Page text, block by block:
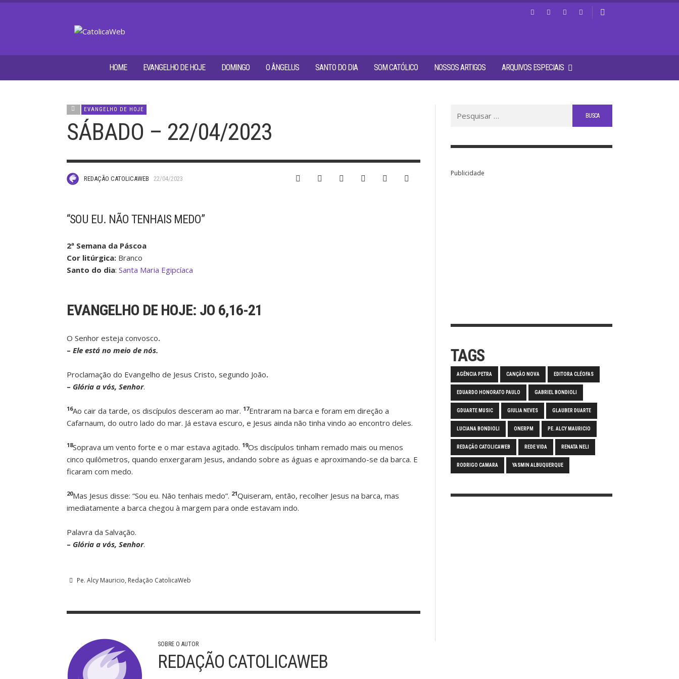
HOME EVANGELHO DE HOJE DOMINGO O ÂNGELUS SANTO DO DIA SOM CATÓLICO NOSSOS ARTIGOS ARQUIVOS ESPECIAIS
EVANGELHO DE HOJE
SÁBADO – 22/04/2023
REDAÇÃO CATOLICAWEB 22/04/2023
“SOU EU. NÃO TENHAIS MEDO”
2ª Semana da Páscoa
Cor litúrgica: Branco
Santo do dia: Santa Maria Egipcíaca
EVANGELHO DE HOJE: JO 6,16-21
O Senhor esteja convosco.
– Ele está no meio de nós.
Proclamação do Evangelho de Jesus Cristo, segundo João.
– Glória a vós, Senhor.
16Ao cair da tarde, os discípulos desceram ao mar. 17Entraram na barca e foram em direção a
Cafarnaum, do outro lado do mar. Já estava escuro, e Jesus ainda não tinha vindo ao encontro deles.
18Soprava um vento forte e o mar estava agitado. 19Os discípulos tinham remado mais ou menos
cinco quilômetros, quando enxergaram Jesus, andando sobre as águas e aproximando-se da barca. E
ficaram com medo.
20Mas Jesus disse: “Sou eu. Não tenhais medo”. 21Quiseram, então, recolher Jesus na barca, mas
imediatamente a barca chegou à margem para onde estavam indo.
Palavra da Salvação.
– Glória a vós, Senhor.
Pe. Alcy Mauricio Redação CatolicaWeb
SOBRE O AUTOR
REDAÇÃO CATOLICAWEB
por:
Publicidade
TAGS
AGÊNCIA PETRA CANÇÃO NOVA EDITORA CLÉOFAS
EDUARDO HONORATO PAULO GABRIEL BONDIOLI
GDUARTE MUSIC GIULIA NEVES GLAUBER DUARTE
LUCIANA BONDIOLI ONERPM PE. ALCY MAURICIO
REDAÇÃO CATOLICAWEB REDE VIDA RENATA NELI
RODRIGO CAMARA YASMIN ALBUQUERQUE